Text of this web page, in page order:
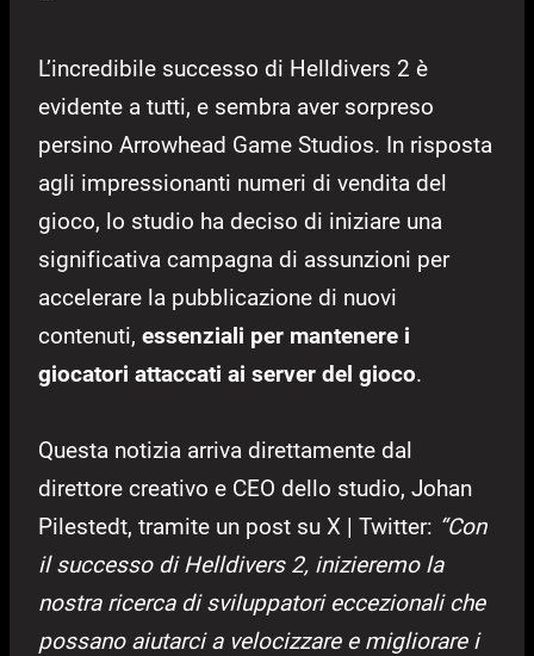
L’incredibile successo di Helldivers 2 è
evidente a tutti, e sembra aver sorpreso
persino Arrowhead Game Studios. In risposta
agli impressionanti numeri di vendita del
gioco, lo studio ha deciso di iniziare una
significativa campagna di assunzioni per
accelerare la pubblicazione di nuovi
contenuti, essenziali per mantenere i
giocatori attaccati ai server del gioco.
Questa notizia arriva direttamente dal
direttore creativo e CEO dello studio, Johan
Pilestedt, tramite un post su X | Twitter: “Con
il successo di Helldivers 2, inizieremo la
nostra ricerca di sviluppatori eccezionali che
possano aiutarci a velocizzare e migliorare i